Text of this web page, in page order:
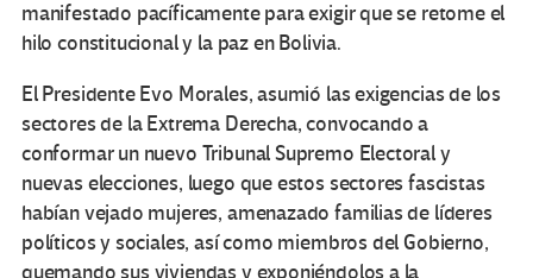
manifestado pacíficamente para exigir que se retome el
hilo constitucional y la paz en Bolivia.
El Presidente Evo Morales, asumió las exigencias de los
sectores de la Extrema Derecha, convocando a
conformar un nuevo Tribunal Supremo Electoral y
nuevas elecciones, luego que estos sectores fascistas
habían vejado mujeres, amenazado familias de líderes
políticos y sociales, así como miembros del Gobierno,
quemando sus viviendas y exponiéndolos a la